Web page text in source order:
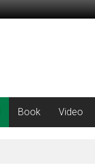
Book Video